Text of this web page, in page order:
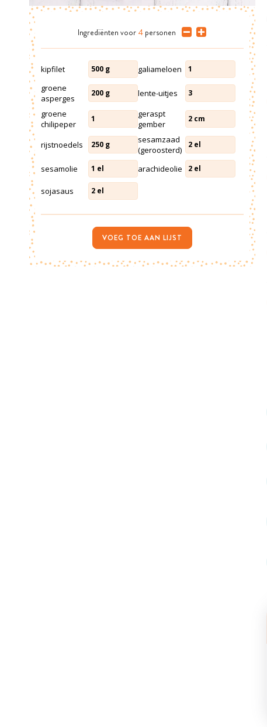
Ingrediënten voor 4 personen
kipfilet 500 g galiameloen 1
groene
asperges
200 g lente-uitjes 3
groene
chilipeper
1
geraspt
gember
2 cm
rijstnoedels 250 g
sesamzaad
(geroosterd)
2 el
sesamolie 1 el arachideolie 2 el
sojasaus 2 el
VOEG TOE AAN LIJST